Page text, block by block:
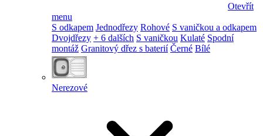
Otevřít
menu
S odkapem Jednodřezy Rohové S vaničkou a odkapem
Dvojdřezy + 6 dalších S vaničkou Kulaté Spodní
montáž Granitový dřez s baterií Černé Bílé
Nerezové